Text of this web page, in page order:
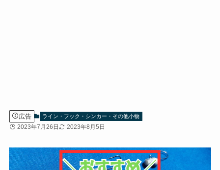
広告 ライン・フック・シンカー・その他小物
2023年7月26日 2023年8月5日